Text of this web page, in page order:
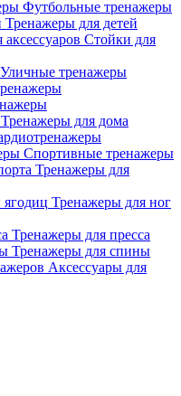
Футбольные тренажеры
Тренажеры для детей
Стойки для
Уличные тренажеры
Тренажеры для дома
Спортивные тренажеры
Тренажеры для
Тренажеры для ног
Тренажеры для пресса
Тренажеры для спины
Аксессуары для